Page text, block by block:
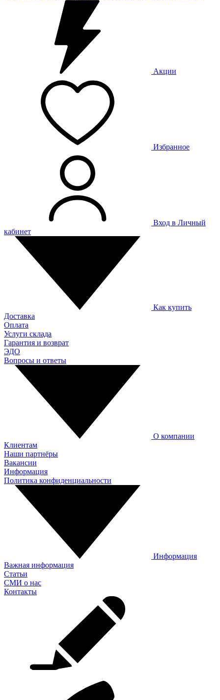
Акции
Избранное
Вход в Личный
кабинет
Как купить
Доставка
Оплата
Услуги склада
Гарантия и возврат
ЭДО
Вопросы и ответы
О компании
Клиентам
Наши партнёры
Вакансии
Информация
Политика конфиденциальности
Информация
Важная информация
Статьи
СМИ о нас
Контакты